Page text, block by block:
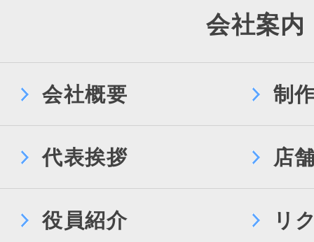
会社案内
会社概要 制
代表挨拶 店
役員紹介 リ